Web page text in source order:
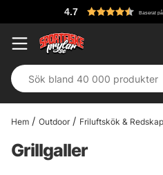
4.7 Baserat
Hem Outdoor Friluftskök & Redskap
Grillgaller